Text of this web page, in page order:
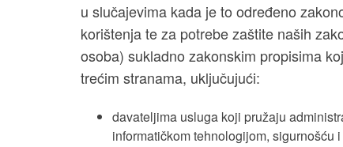
u slučajevima kada je to određeno
korištenja te za potrebe zaštite naših
osoba) sukladno zakonskim propisima
trećim stranama, uključujući:
davateljima usluga koji pružaju
informatičkom tehnologijom, sigurnošću